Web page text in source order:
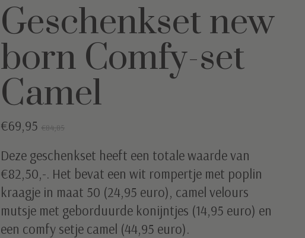
Geschenkset new
born Comfy-set
Camel
€69,95 €84,85
Deze geschenkset heeft een totale waarde van
€82,50,-. Het bevat een wit rompertje met poplin
kraagje in maat 50 (24,95 euro), camel velours
mutsje met geborduurde konijntjes (14,95 euro) en
een comfy setje camel (44,95 euro).